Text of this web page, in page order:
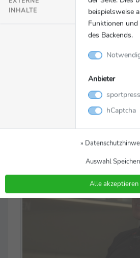
Exklusiv-Interview mit Pierre
FC Köln und Bayer Leverkusen
INHALTE
beispielsweise
Funktionen
des Backends.
Anbieter
hCaptcha
»
Auswahl
Alle akzeptieren